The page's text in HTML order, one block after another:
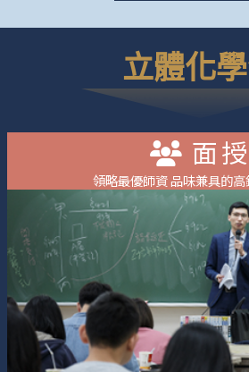
立體化
面授
領略最優師資 品味兼具的